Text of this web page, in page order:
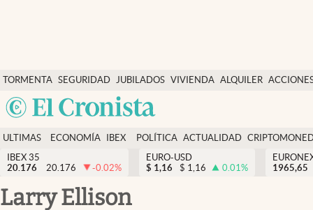
TORMENTA SEGURIDAD
SOCIAL
JUBILADOS VIVIENDA ALQUILER
USA
Economía y finanzas
Política
Actualidad
Criptomonedas
España
ULTIMAS
NOTICIAS
ECONOMÍA
FINANZAS
IBEX
EURO
POLÍTICA ACTUALIDAD
IBEX 35
20.176
20.176 -0.02%
EURO-USD
$ 1,16 $ 1,16 0.01%
1965,65
Larry Ellison